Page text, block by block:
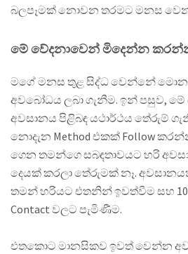
බලපෑමක් නොවන තරමට මනස
මේ වේදනාවෙන් මිදෙන්න
මගේ මනස තුළ සිද්ධ වෙන්නේ මොන
අවබෝධය ලබා ගැනීම. ඉන් පසුව, මේ
අවසානය පිළිබඳ යථාර්ථය තේරුම්
නොදැන Method එකක් Follow
ගෙන තමන්ගෙ සබඳතාවයට හරි
දෙයක් කරලා තේරුමක් නෑ.
තමන් හරියට එතනින් ඉවත්වීම සහ
Contact වලට පැමිණීම.
එතකොට මානසිකව ඉවත් වෙන්න